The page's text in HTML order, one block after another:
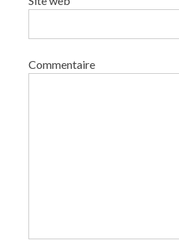
Commentaire